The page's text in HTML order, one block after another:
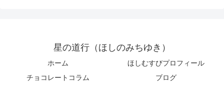
星の道行（ほしのみちゆき）
ホーム
ほしむすびプロフィール
チョコレートコラム
ブログ